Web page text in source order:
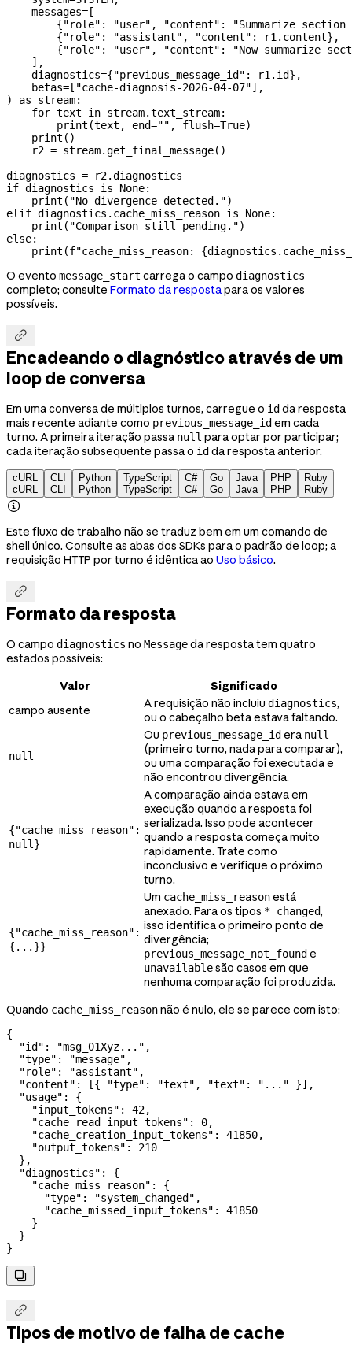
    messages
= [
        {
"role" : "user" , "content" :
"Summarize
        {
"role" : "assistant" , "content" : r1.content},
        {
"role" : "user" , "content" :
"Now summarize
    ],
    diagnostics
={"previous_message_id" : r1.id},
    betas
= [ "cache-diagnosis-2026-04-07"],
) as stream:
    for
text in stream.text_stream:
        print
(text, end="" , flush=True)
    print
()
    r2
= stream.get_final_message()
diagnostics = r2.diagnostics
if diagnostics is None:
    print
( "No divergence detected.")
elif diagnostics.cache_miss_reason is None:
    print
( "Comparison still pending.")
else:
    print
(f"cache_miss_reason: {
O evento message_start carrega o campo diagnostics
completo; consulte Formato da respostapara os valores
possíveis.

Encadeando o diagnóstico através de um
loop de conversa
Em uma conversa de múltiplos turnos, carregue o id da resposta
mais recente adiante como previous_message_id em cada
turno. A primeira iteração passa null para optar por participar;
cada iteração subsequente passa o id da resposta anterior.
cURL
cURL
CLI
CLI
Python
Python
TypeScript
TypeScript
C#
C#
Go
Go
Java
Java
PHP
PHP
Ruby
Ruby

Este fluxo de trabalho não se traduz bem em um comando de
shell único. Consulte as abas dos SDKs para o padrão de loop; a
requisição HTTP por turno é idêntica ao Uso básico.

Formato da resposta
O campo diagnostics no Messageda resposta tem quatro
estados possíveis:
Valor
Significado
campo ausente
A requisição não incluiu diagnostics,
ou o cabeçalho beta estava faltando.
null
Ou previous_message_id era null
(primeiro turno, nada para comparar),
ou uma comparação foi executada e
não encontrou divergência.
{"cache_miss_reason":
null}
A comparação ainda estava em
execução quando a resposta foi
serializada. Isso pode acontecer
quando a resposta começa muito
rapidamente. Trate como
inconclusivo e verifique o próximo
turno.
{"cache_miss_reason":
{...}}
Um cache_miss_reasonestá
anexado. Para os tipos *_changed,
isso identifica o primeiro ponto de
divergência;
previous_message_not_found e
unavailablesão casos em que
nenhuma comparação foi produzida.
Quando cache_miss_reasonnão é nulo, ele se parece com isto:
{
  "id"
: "msg_01Xyz..." ,
  "type"
: "message" ,
  "role"
: "assistant" ,
  "content"
: [{ "type" : "text" , "text" : "..." }],
  "usage"
: {
    "input_tokens"
: 42,
    "cache_read_input_tokens"
: 0,
    "cache_creation_input_tokens"
: 41850,
    "output_tokens"
: 210
  },
  "diagnostics"
: {
    "cache_miss_reason"
: {
      "type"
: "system_changed" ,
      "cache_missed_input_tokens"
: 41850
    }
  }
}


Tipos de motivo de falha de cache